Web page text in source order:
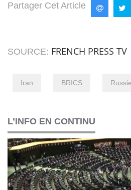
Partager Cet Article
SOURCE: FRENCH PRESS TV
Iran BRICS Russie
L’INFO EN CONTINU